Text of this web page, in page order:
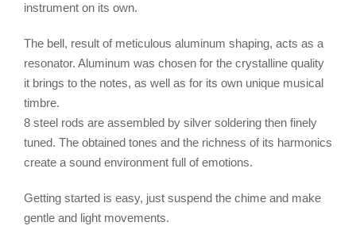
instrument on its own.
The bell, result of meticulous aluminum shaping, acts as a
resonator. Aluminum was chosen for the crystalline quality
it brings to the notes, as well as for its own unique musical
timbre.
8 steel rods are assembled by silver soldering then finely
tuned. The obtained tones and the richness of its harmonics
create a sound environment full of emotions.
Getting started is easy, just suspend the chime and make
gentle and light movements.